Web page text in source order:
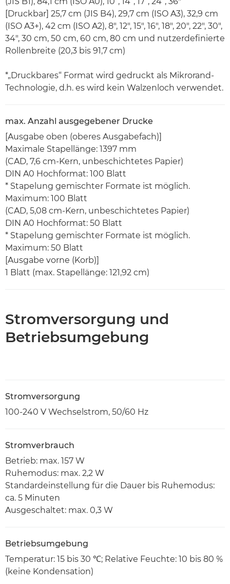
[Druckbar] 25,7 cm (JIS B4), 29,7 cm (ISO A3), 32,9 cm
(ISO A3+), 42 cm (ISO A2), 8", 12", 15", 16", 18", 20", 22", 30",
34", 30 cm, 50 cm, 60 cm, 80 cm und nutzerdefinierte
Rollenbreite (20,3 bis 91,7 cm)
*„Druckbares“ Format wird gedruckt als Mikrorand-
Technologie, d.h. es wird kein Walzenloch verwendet.
max. Anzahl ausgegebener Drucke
[Ausgabe oben (oberes Ausgabefach)]
Maximale Stapellänge: 1397 mm
(CAD, 7,6 cm-Kern, unbeschichtetes Papier)
DIN A0 Hochformat: 100 Blatt
* Stapelung gemischter Formate ist möglich.
Maximum: 100 Blatt
(CAD, 5,08 cm-Kern, unbeschichtetes Papier)
DIN A0 Hochformat: 50 Blatt
* Stapelung gemischter Formate ist möglich.
Maximum: 50 Blatt
[Ausgabe vorne (Korb)]
1 Blatt (max. Stapellänge: 121,92 cm)
Stromversorgung und
Betriebsumgebung
Stromversorgung
100-240 V Wechselstrom, 50/60 Hz
Stromverbrauch
Betrieb: max. 157 W
Ruhemodus: max. 2,2 W
Standardeinstellung für die Dauer bis Ruhemodus:
ca. 5 Minuten
Ausgeschaltet: max. 0,3 W
Betriebsumgebung
Temperatur: 15 bis 30 ℃; Relative Feuchte: 10 bis 80 %
(keine Kondensation)